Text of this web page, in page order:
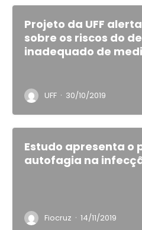
Projeto da UFF
sobre os riscos do
inadequado de
UFF · 30/10/2019
Estudo apresenta o
autofagia na
Fiocruz · 14/11/2019